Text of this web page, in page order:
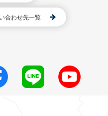
合わせ先一覧